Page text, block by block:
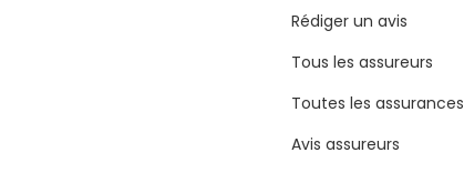
Rédiger un avis
Tous les assureurs
Toutes les assurances
Avis assureurs